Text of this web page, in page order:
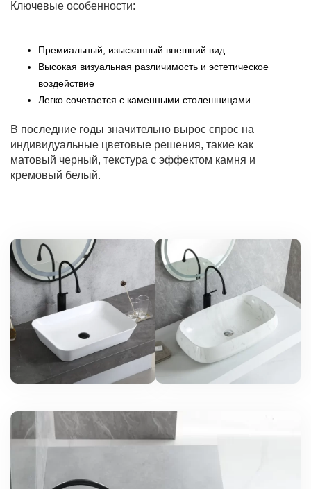
Ключевые особенности:
Премиальный, изысканный внешний вид
Высокая визуальная различимость и эстетическое
воздействие
Легко сочетается с каменными столешницами
В последние годы значительно вырос спрос на
индивидуальные цветовые решения, такие как
матовый черный, текстура с эффектом камня и
кремовый белый.